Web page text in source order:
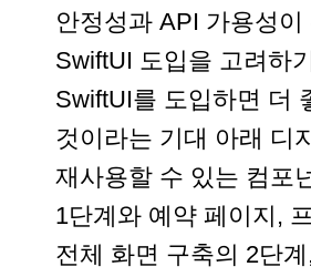
안정성과 API 가용성이
SwiftUI 도입을 고려하
SwiftUI를 도입하면 더
것이라는 기대 아래 디
재사용할 수 있는 컴포
1단계와 예약 페이지,
전체 화면 구축의 2단